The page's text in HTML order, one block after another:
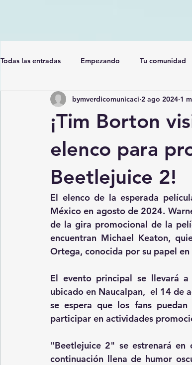
Todas las entradas Empezando Tu comunidad
¡Tim Borton
elenco para
Beetlejuice 2!
bymverdicomunicaci 2 ago 2024 1
El elenco de la esperada
México en agosto de 2024.
de la gira promocional de la
encuentran Michael Keaton,
Ortega, conocida por su papel
El evento principal se llevará
ubicado en Naucalpan,  el 14 de
se espera que los fans
participar en actividades
"Beetlejuice 2" se estrenará
continuación llena de humor